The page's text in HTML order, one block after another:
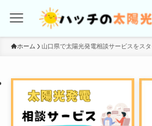
ホーム 山口県で太陽光発電相談サービスをスタ